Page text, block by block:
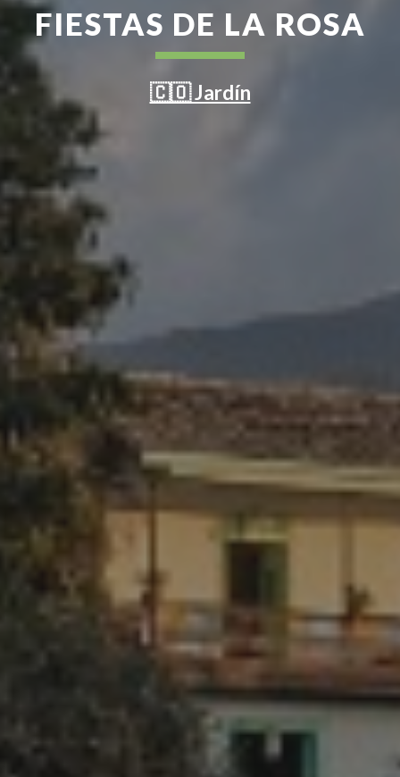
FIESTAS DE LA ROSA
🇨🇴 Jardín